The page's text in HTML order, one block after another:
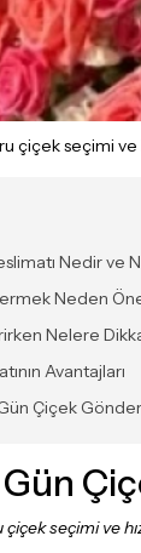
çiçek seçimi
Nedir ve
Neden
Nelere
Avantajları
Çiçek
çiçek seçimi ve